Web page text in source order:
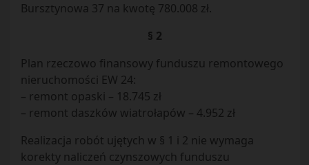
Bursztynowa 37 na kwotę 780.008 zł.
§ 2
Plan rzeczowo finansowy funduszu remontowego
nieruchomości EW 24:
– remont opaski – 18.745 zł
– remont daszków wiatrołapów – 4.952 zł
Realizacja robót ujętych w § 1 i 2 nie wymaga
korekty naliczeń czynszowych funduszu